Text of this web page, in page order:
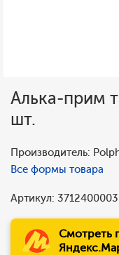
Алька-прим
шт.
Производитель:
Все формы товара
Артикул: 3712400003
Смотреть